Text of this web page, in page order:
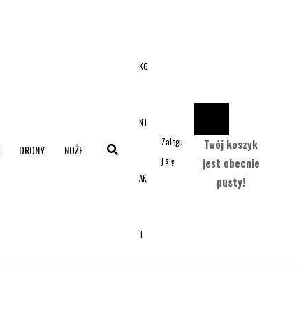
DRONY NOŻE
KO
NT
AK
T
Zalogu
j się
Twój koszyk
jest obecnie
pusty!